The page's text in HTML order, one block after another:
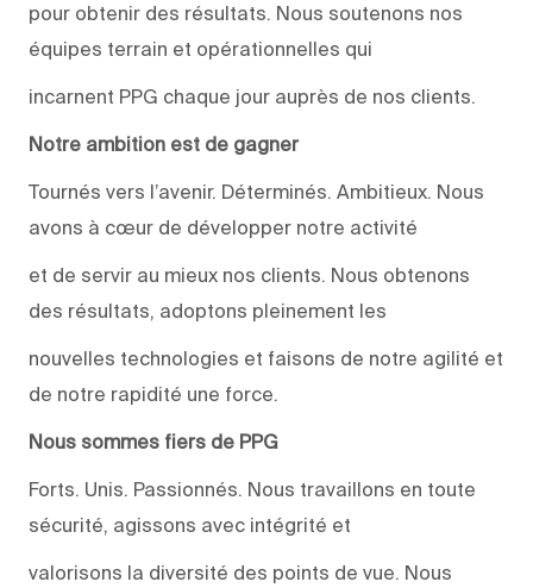
pour obtenir des résultats. Nous soutenons nos
équipes terrain et opérationnelles qui
incarnent PPG chaque jour auprès de nos clients.
Notre ambition est de gagner
Tournés vers l’avenir. Déterminés. Ambitieux. Nous
avons à cœur de développer notre activité
et de servir au mieux nos clients. Nous obtenons
des résultats, adoptons pleinement les
nouvelles technologies et faisons de notre agilité et
de notre rapidité une force.
Nous sommes fiers de PPG
Forts. Unis. Passionnés. Nous travaillons en toute
sécurité, agissons avec intégrité et
valorisons la diversité des points de vue. Nous